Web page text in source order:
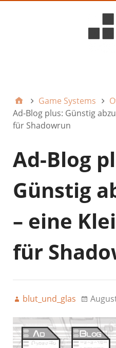
Game Systems
Ad-Blog plus: Günstig
für Shadowrun
Ad-Blog
Günstig
– eine
für
blut_und_glas